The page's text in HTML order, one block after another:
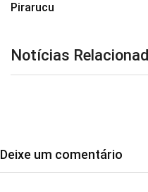
Pirarucu
Notícias
Deixe um comentário